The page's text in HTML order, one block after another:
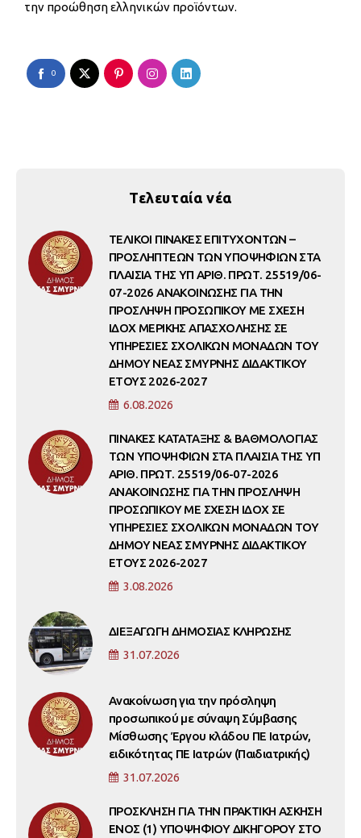
την προώθηση ελληνικών προϊόντων.
0
Τελευταία νέα
ΤΕΛΙΚΟΙ ΠΙΝΑΚΕΣ ΕΠΙΤΥΧΟΝΤΩΝ –
ΠΡΟΣΛΗΠΤΕΩΝ ΤΩΝ ΥΠΟΨΗΦΙΩΝ ΣΤΑ
ΠΛΑΙΣΙΑ ΤΗΣ ΥΠ ΑΡΙΘ. ΠΡΩΤ. 25519/06-
07-2026 ΑΝΑΚΟΙΝΩΣΗΣ ΓΙΑ ΤΗΝ
ΠΡΟΣΛΗΨΗ ΠΡΟΣΩΠΙΚΟΥ ΜΕ ΣΧΕΣΗ
ΙΔΟΧ ΜΕΡΙΚΗΣ ΑΠΑΣΧΟΛΗΣΗΣ ΣΕ
ΥΠΗΡΕΣΙΕΣ ΣΧΟΛΙΚΩΝ ΜΟΝΑΔΩΝ ΤΟΥ
ΔΗΜΟΥ ΝΕΑΣ ΣΜΥΡΝΗΣ ΔΙΔΑΚΤΙΚΟΥ
ΕΤΟΥΣ 2026-2027
6.08.2026
ΠΙΝΑΚΕΣ ΚΑΤΑΤΑΞΗΣ & ΒΑΘΜΟΛΟΓΙΑΣ
ΤΩΝ ΥΠΟΨΗΦΙΩΝ ΣΤΑ ΠΛΑΙΣΙΑ ΤΗΣ ΥΠ
ΑΡΙΘ. ΠΡΩΤ. 25519/06-07-2026
ΑΝΑΚΟΙΝΩΣΗΣ ΓΙΑ ΤΗΝ ΠΡΟΣΛΗΨΗ
ΠΡΟΣΩΠΙΚΟΥ ΜΕ ΣΧΕΣΗ ΙΔΟΧ ΣΕ
ΥΠΗΡΕΣΙΕΣ ΣΧΟΛΙΚΩΝ ΜΟΝΑΔΩΝ ΤΟΥ
ΔΗΜΟΥ ΝΕΑΣ ΣΜΥΡΝΗΣ ΔΙΔΑΚΤΙΚΟΥ
ΕΤΟΥΣ 2026-2027
3.08.2026
ΔΙΕΞΑΓΩΓΗ ΔΗΜΟΣΙΑΣ ΚΛΗΡΩΣΗΣ
31.07.2026
Ανακοίνωση για την πρόσληψη
προσωπικού με σύναψη Σύμβασης
Μίσθωσης Έργου κλάδου ΠΕ Ιατρών,
ειδικότητας ΠΕ Ιατρών (Παιδιατρικής)
31.07.2026
ΠΡΟΣΚΛΗΣΗ ΓΙΑ ΤΗΝ ΠΡΑΚΤΙΚΗ ΑΣΚΗΣΗ
ΕΝΟΣ (1) ΥΠΟΨΗΦΙΟΥ ΔΙΚΗΓΟΡΟΥ ΣΤΟ